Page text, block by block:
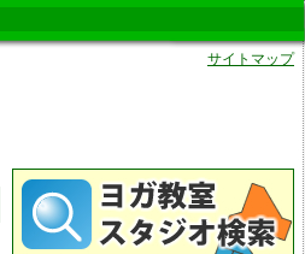
サイトマップ